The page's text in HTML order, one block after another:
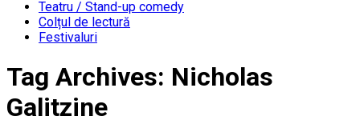
Teatru / Stand-up comedy
Colțul de lectură
Festivaluri
Tag Archives: Nicholas
Galitzine